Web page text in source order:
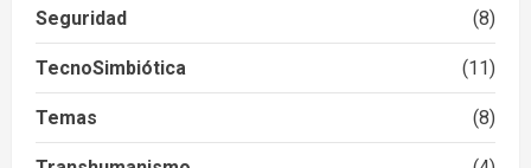
Seguridad (8)
TecnoSimbiótica (11)
Temas (8)